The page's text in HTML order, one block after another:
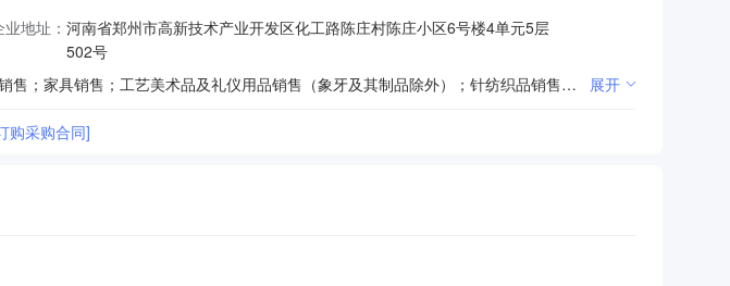
业地址： 河南省郑州市高新技术产业开发区化工路陈庄村陈庄小区6号楼4单元5层
502号
一般项目：电子产品销售；通信设备销售；家用电器销售；办公用品销售；家具销售；工艺美术品及礼仪用品销售（象牙及其制品除外）；针纺织品销售；普通露天游乐场所游乐设备销售；教学用模型及教具销售；教学专用仪器销售；仪器仪表销售；建筑装饰材料销售；体育用品及器材零售；鞋帽零售；日用百货销售；五金产品零售；计算机软硬件及辅助设备零售；厨具卫具及日用杂品零售；皮革制品销售；金属材料销售；建筑材料销售；灯具销售；卫生陶瓷制品销售；建筑陶瓷制品销售；日用陶瓷制品销售；日用玻璃制品销售；橡胶制品销售；礼品花卉销售；消防器材销售；数字视频监控系统销售；电力电子元器件销售；通讯设备销售；卫生洁具销售；会议及展览服务（出国办展须经相关部门审批）；园林绿化工程施工；普通机械设备安装服务；软件开发；技术服务、技术开发、技术咨询、技术交流、技术转让、技术推广；网络技术服务；企业管理咨询；组织文化艺术交流活动；专业保洁、清洗、消毒服务；人力资源服务（不含职业中介活动、劳务派遣服务）；装卸搬运；家具安装和维修服务（除依法须经批准的项目外，凭营业执照依法自主开展经营活动）许可项目：住宅室内装饰装修；建设工程施工；建筑劳务分包；出版物零售（依法须经批准的项目，经相关部门批准后方可开展经营活动，具体经营项目以相关部门批准文件或许可证件为准） 展开
购采购合同]